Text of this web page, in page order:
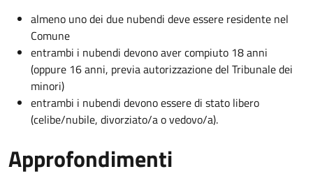
almeno uno dei due nubendi deve essere residente nel
Comune
entrambi i nubendi devono aver compiuto 18 anni
(oppure 16 anni, previa autorizzazione del Tribunale dei
minori)
entrambi i nubendi devono essere di stato libero
(celibe/nubile, divorziato/a o vedovo/a).
Approfondimenti